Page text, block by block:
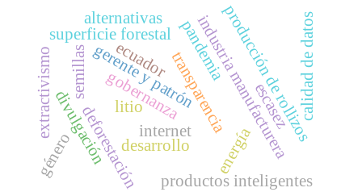
energía
desarrollo
litio
gerente y patrónindustria manufacturera
deforestación
producción de rollizos
superficie forestal
internet
divulgación transparencia
pandemia
alternativas
gobernanza escasez
productos inteligentes
extractivismo ecuador calidad de datos
semillas
género